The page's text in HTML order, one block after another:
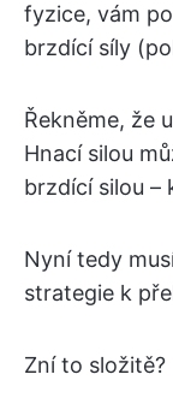
fyzice, vám
brzdící síly
Řekněme, že
Hnací silou
brzdící silou –
Nyní tedy
strategie k
Zní to složitě?